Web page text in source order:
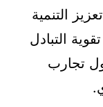
التنمية
التبادل
تجارب